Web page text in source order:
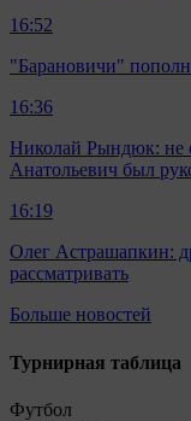
16:52
"Барановичи"
16:36
Николай Рындюк: не
Анатольевич был
16:19
Олег Астрашапкин:
рассматривать
Больше новостей
Турнирная таблица
Футбол